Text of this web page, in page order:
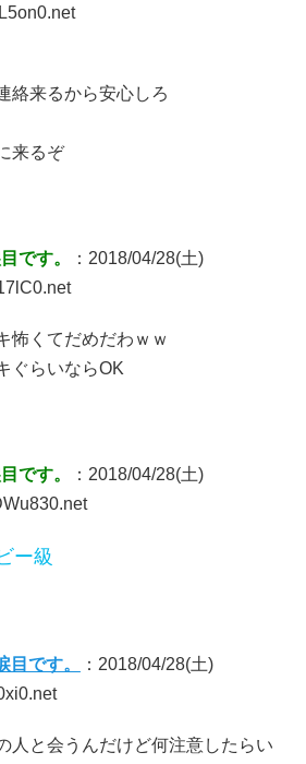
絡来るから安心しろ
来るぞ
です。
：2018/04/28(土)
怖くてだめだわｗｗ
ぐらいならOK
です。
：2018/04/28(土)
ー級
目です。
：2018/04/28(土)
人と会うんだけど何注意したらい